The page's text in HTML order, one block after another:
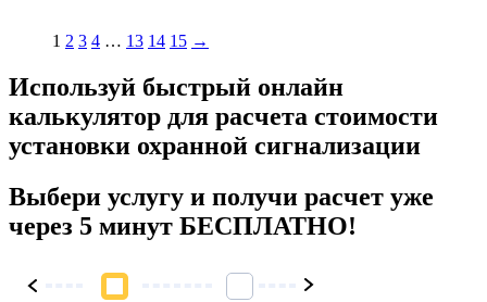
1 2 3 4 … 13 14 15 →
Используй быстрый онлайн
калькулятор для расчета стоимости
установки охранной сигнализации
Выбери услугу и получи расчет уже
через 5 минут БЕСПЛАТНО!